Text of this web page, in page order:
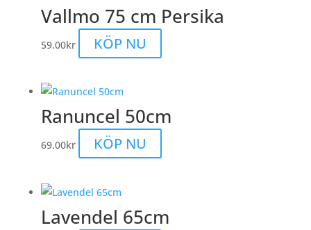
Vallmo 75 cm Persika
59.00kr KÖP NU
Ranuncel 50cm
69.00kr KÖP NU
Lavendel 65cm